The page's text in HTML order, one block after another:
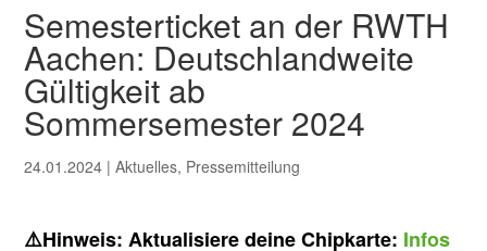
Semesterticket an der RWTH
Aachen: Deutschlandweite
Gültigkeit ab
Sommersemester 2024
24.01.2024 |Aktuelles, Pressemitteilung
⚠️Hinweis: Aktualisiere deine Chipkarte: Infos